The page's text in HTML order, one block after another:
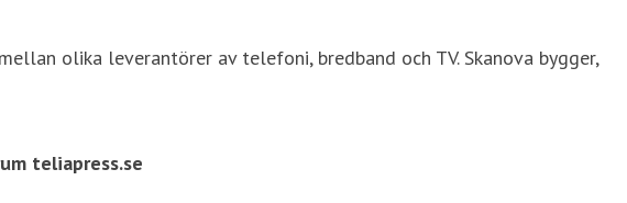
olika leverantörer av telefoni, bredband och TV. Skanova bygger,
teliapress.se